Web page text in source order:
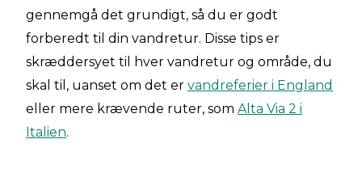
gennemgå det grundigt, så du er godt
forberedt til din vandretur. Disse tips er
skræddersyet til hver vandretur og område, du
skal til, uanset om det er vandreferier i England
eller mere krævende ruter, som Alta Via 2 i
Italien.